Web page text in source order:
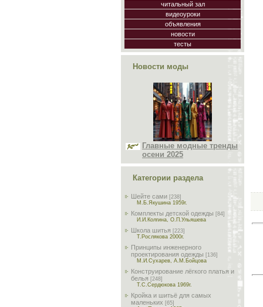
читальный зал
видеоуроки
объявления
новости
тесты
Новости моды
Главные модные тренды
осени 2025
Категории раздела
Шейте сами [238]
М.Б.Якушина 1959г.
Комплекты детской одежды [84]
И.И.Колгина, О.П.Ульяшева
Школа шитья [223]
Т.Рослякова 2000г.
Принципы инженерного
проектирования одежды [136]
М.И.Сухарев, А.М.Бойцова
Конструирование лёгкого платья и
белья [248]
Т.С.Сердюкова 1969г.
Кройка и шитьё для самых
маленьких [65]